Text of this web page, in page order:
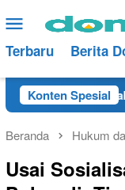
ke
konten
Menu
Mobile
Terbaru Berita
Konten Spesial
Rembang Tahun
Beranda Hukum
Usai